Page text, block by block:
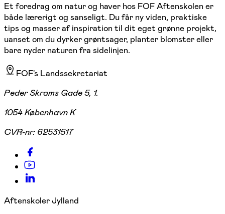
Et foredrag om natur og haver hos FOF Aftenskolen er
både lærerigt og sanseligt. Du får ny viden, praktiske
tips og masser af inspiration til dit eget grønne projekt,
uanset om du dyrker grøntsager, planter blomster eller
bare nyder naturen fra sidelinjen.
FOF's Landssekretariat
Peder Skrams Gade 5, 1.
1054 København K
CVR-nr: 62531517
Aftenskoler Jylland